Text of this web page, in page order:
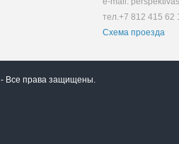
тел.+7 812 415 62
Схема проезда
- Все права защищены.